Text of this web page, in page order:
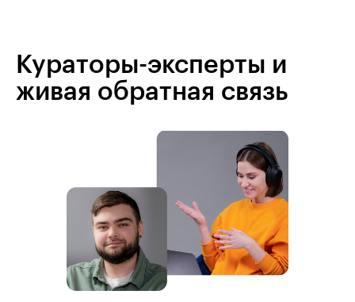
Кураторы-эксперты и
живая обратная связь